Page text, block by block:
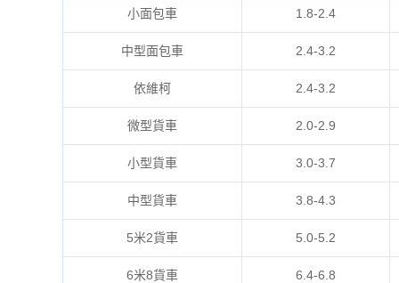
小面包車 1.8-2.4
中型面包車 2.4-3.2
依維柯 2.4-3.2
微型貨車 2.0-2.9
小型貨車 3.0-3.7
中型貨車 3.8-4.3
5米2貨車 5.0-5.2
6米8貨車 6.4-6.8